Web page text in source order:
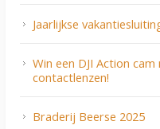
Jaarlijkse
Win een DJI Action
contactlenzen!
Braderij Beerse 2025